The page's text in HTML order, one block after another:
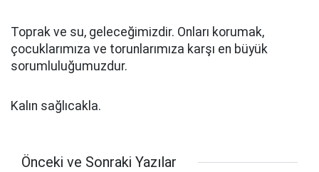
Toprak ve su, geleceğimizdir. Onları korumak,
çocuklarımıza ve torunlarımıza karşı en büyük
sorumluluğumuzdur.
Kalın sağlıcakla.
Önceki ve Sonraki Yazılar